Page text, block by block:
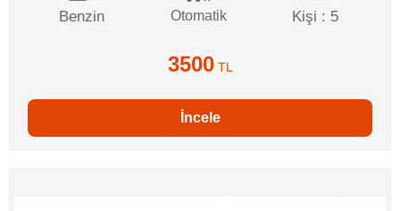
Benzin Otomatik Kişi : 5
3500 TL
İncele